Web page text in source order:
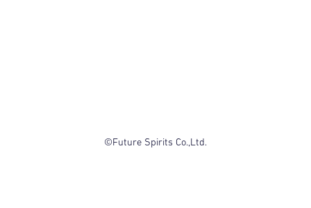
©Future Spirits Co.,Ltd.